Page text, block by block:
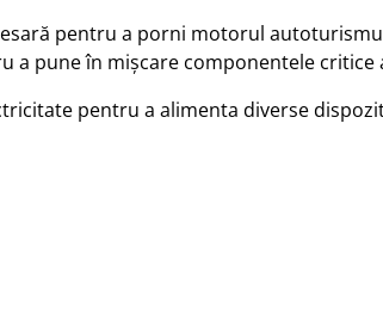
pentru a porni motorul
a pune în mișcare componentele
pentru a alimenta diverse